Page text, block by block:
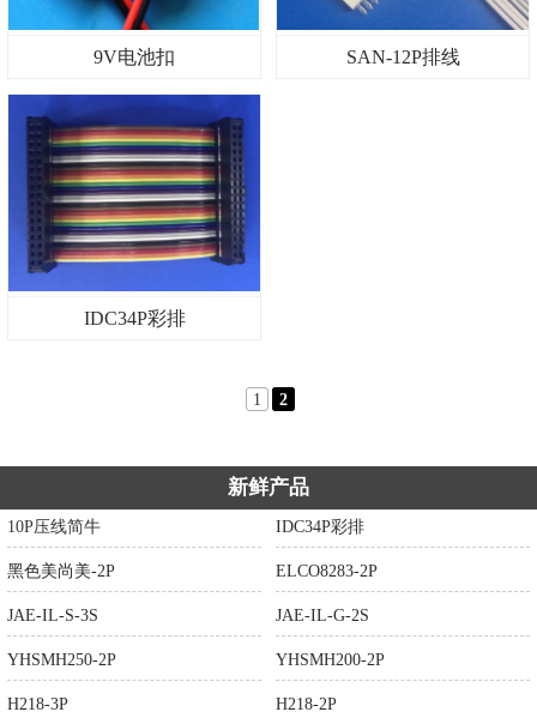
9V电池扣 SAN-12P排线
IDC34P彩排
1 2
新鲜产品
10P压线简牛 IDC34P彩排
黑色美尚美-2P ELCO8283-2P
JAE-IL-S-3S JAE-IL-G-2S
YHSMH250-2P YHSMH200-2P
H218-3P H218-2P
插头系列